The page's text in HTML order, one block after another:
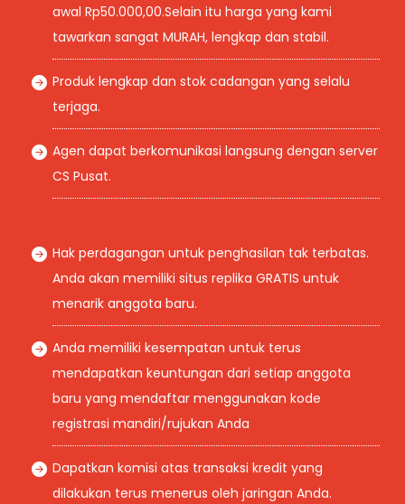
awal Rp50.000,00.Selain itu harga yang kami
tawarkan sangat MURAH, lengkap dan stabil.
Produk lengkap dan stok cadangan yang selalu
terjaga.
Agen dapat berkomunikasi langsung dengan server
CS Pusat.
Hak perdagangan untuk penghasilan tak terbatas.
Anda akan memiliki situs replika GRATIS untuk
menarik anggota baru.
Anda memiliki kesempatan untuk terus
mendapatkan keuntungan dari setiap anggota
baru yang mendaftar menggunakan kode
registrasi mandiri/rujukan Anda
Dapatkan komisi atas transaksi kredit yang
dilakukan terus menerus oleh jaringan Anda.